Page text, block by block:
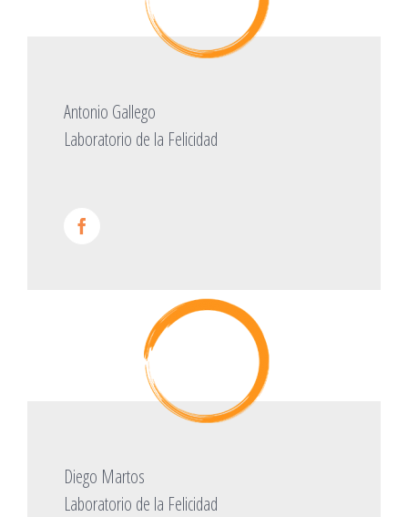
Antonio Gallego
Laboratorio de la Felicidad
Diego Martos
Laboratorio de la Felicidad